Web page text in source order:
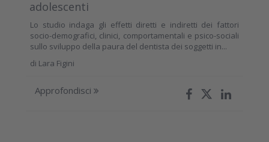
adolescenti
Lo studio indaga gli effetti diretti e indiretti dei fattori
socio-demografici, clinici, comportamentali e psico-sociali
sullo sviluppo della paura del dentista dei soggetti in...
di Lara Figini
Approfondisci